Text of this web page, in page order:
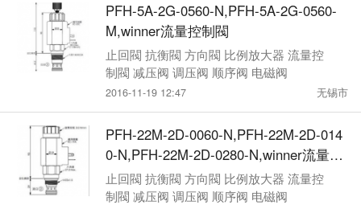
PFH-5A-2G-0560-N,PFH-5A-2G-0560-
M,winner流量控制閥
止回閥 抗衡閥 方向閥 比例放大器 流量控
制閥 减压阀 调压阀 顺序阀 电磁阀
2016-11-19 12:47 无锡市
PFH-22M-2D-0060-N,PFH-22M-2D-014
0-N,PFH-22M-2D-0280-N,winner流量控
制閥
止回閥 抗衡閥 方向閥 比例放大器 流量控
制閥 减压阀 调压阀 顺序阀 电磁阀